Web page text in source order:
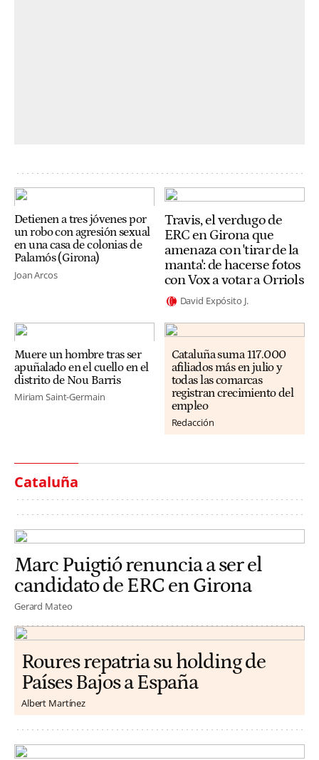
Detienen a tres jóvenes por
un robo con agresión sexual
en una casa de colonias de
Palamós (Girona)
Joan Arcos
Travis, el verdugo de
ERC en Girona que
amenaza con 'tirar de la
manta': de hacerse fotos
con Vox a votar a Orriols
David Expósito J.
Muere un hombre tras ser
apuñalado en el cuello en el
distrito de Nou Barris
Miriam Saint-Germain
Cataluña suma 117.000
afiliados más en julio y
todas las comarcas
registran crecimiento del
empleo
Redacción
Cataluña
Marc Puigtió renuncia a ser el
candidato de ERC en Girona
Gerard Mateo
Roures repatria su holding de
Países Bajos a España
Albert Martínez